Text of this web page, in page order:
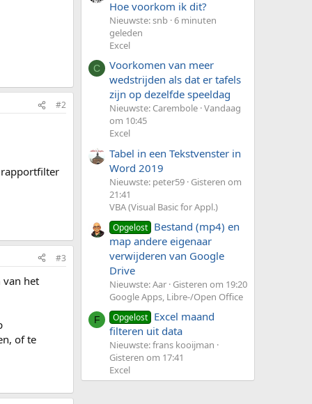
#2
rapportfilter
#3
van het
of te
Hoe voorkom ik dit?
Nieuwste: snb 6 minuten
geleden
Excel
C
Voorkomen van meer
wedstrijden als dat er tafels
zijn op dezelfde speeldag
Nieuwste: Carembole Vandaag
om 10:45
Excel
Tabel in een Tekstvenster in
Word 2019
Nieuwste: peter59 Gisteren om
21:41
VBA (Visual Basic for Appl.)
Opgelost Bestand (mp4) en
map andere eigenaar
verwijderen van Google
Drive
Nieuwste: Aar Gisteren om 19:20
Google Apps, Libre-/Open Office
F Opgelost Excel maand
filteren uit data
Nieuwste: frans kooijman
Gisteren om 17:41
Excel